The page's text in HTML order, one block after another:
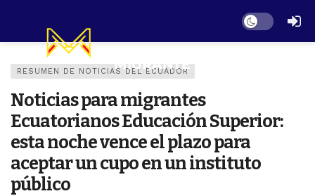
Dark mode
RESUMEN DE NOTICIAS DEL ECUADOR
Noticias para migrantes
Ecuatorianos Educación Superior:
esta noche vence el plazo para
aceptar un cupo en un instituto
público